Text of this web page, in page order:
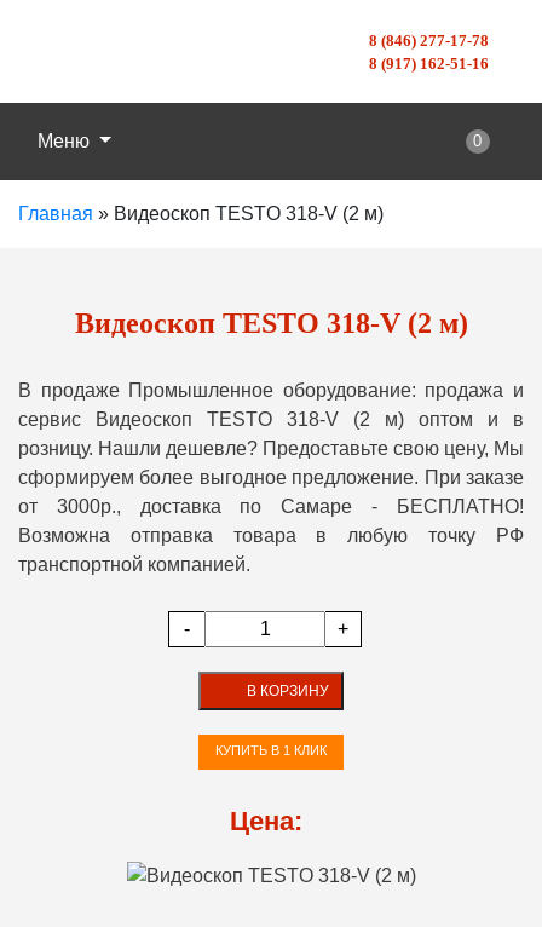
8 (846) 277-17-78
8 (917) 162-51-16
Меню 0
Главная » Видеоскоп TESTO 318-V (2 м)
Видеоскоп TESTO 318-V (2 м)
В продаже Промышленное оборудование: продажа и
сервис Видеоскоп TESTO 318-V (2 м) оптом и в
розницу. Нашли дешевле? Предоставьте свою цену, Мы
сформируем более выгодное предложение. При заказе
от 3000р., доставка по Самаре - БЕСПЛАТНО!
Возможна отправка товара в любую точку РФ
транспортной компанией.
- +
В КОРЗИНУ
КУПИТЬ В 1 КЛИК
Цена: